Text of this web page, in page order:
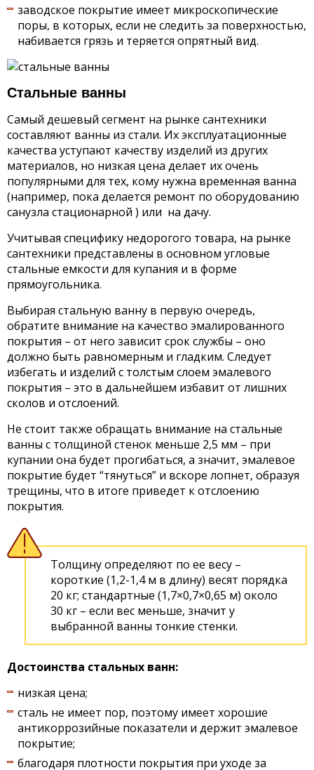
заводское покрытие имеет микроскопические
поры, в которых, если не следить за поверхностью,
набивается грязь и теряется опрятный вид.
Стальные ванны
Самый дешевый сегмент на рынке сантехники
составляют ванны из стали. Их эксплуатационные
качества уступают качеству изделий из других
материалов, но низкая цена делает их очень
популярными для тех, кому нужна временная ванна
(например, пока делается ремонт по оборудованию
санузла стационарной ) или на дачу.
Учитывая специфику недорогого товара, на рынке
сантехники представлены в основном угловые
стальные емкости для купания и в форме
прямоугольника.
Выбирая стальную ванну в первую очередь,
обратите внимание на качество эмалированного
покрытия – от него зависит срок службы – оно
должно быть равномерным и гладким. Следует
избегать и изделий с толстым слоем эмалевого
покрытия – это в дальнейшем избавит от лишних
сколов и отслоений.
Не стоит также обращать внимание на стальные
ванны с толщиной стенок меньше 2,5 мм – при
купании она будет прогибаться, а значит, эмалевое
покрытие будет “тянуться” и вскоре лопнет, образуя
трещины, что в итоге приведет к отслоению
покрытия.
Толщину определяют по ее весу –
короткие (1,2-1,4 м в длину) весят порядка
20 кг; стандартные (1,7×0,7×0,65 м) около
30 кг – если вес меньше, значит у
выбранной ванны тонкие стенки.
Достоинства стальных ванн:
низкая цена;
сталь не имеет пор, поэтому имеет хорошие
антикоррозийные показатели и держит эмалевое
покрытие;
благодаря плотности покрытия при уходе за